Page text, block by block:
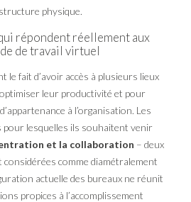
physique.
répondent réellement aux
de travail virtuel
le fait d’avoir accès à plusieurs lieux
leur productivité et pour
à l’organisation. Les
pour lesquelles ils souhaitent venir
et la collaboration – deux
comme diamétralement
actuelle des bureaux ne réunit
propices à l’accomplissement